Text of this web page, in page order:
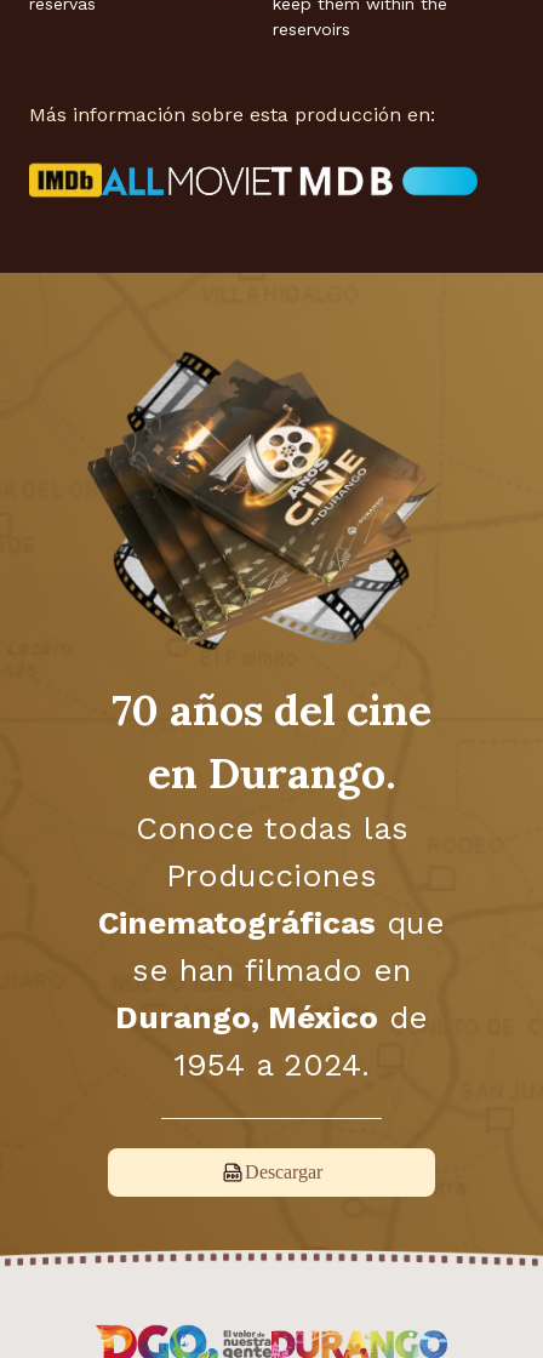
reservas
keep them within the
reservoirs
Más información sobre esta producción en:
70 años del cine
en Durango.
Conoce todas las
Producciones
Cinematográficas que
se han filmado en
Durango, México de
1954 a 2024.
Descargar